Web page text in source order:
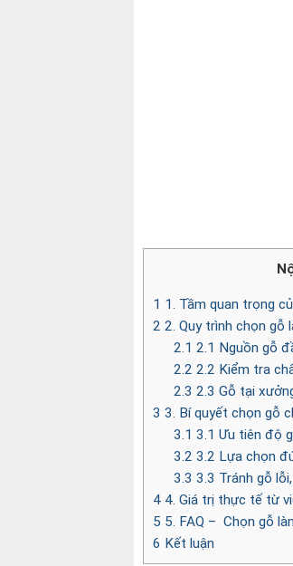
1 1. Tầm quan trọng
2 2. Quy trình chọn gỗ
2.1 2.1 Nguồn gỗ
2.2 2.2 Kiểm tra
2.3 2.3 Gỗ tại
3 3. Bí quyết chọn gỗ
3.1 3.1 Ưu tiên độ
3.2 3.2 Lựa chọn
3.3 3.3 Tránh gỗ
4 4. Giá trị thực tế từ
5 5. FAQ – Chọn gỗ
6 Kết luận